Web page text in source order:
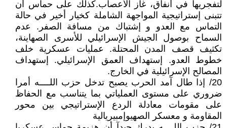
لتفجريها في أنفاق، غاز الأعصاب.كذلك على حماس أن
تتبنى إستراتيجية المواجهة الشاملة كخيار أخير في حالة
التماس مع العدو و إشتباك من مسافة الصفر. عدم
السماح بوصول الجيش الإسرائيلي للأسرى الصهاينة،
تكثيف قصف المدن المحتلة. عمليات عسكرية خلف
خطوط العدو. إستهداف العمق الإسرائيلي. إستهداف
المصالح الإسرائيلية في الخارج.
20/ إذا طال آمد الحرب يصبح تدخل حزب اللــــه أمرا
ضروري على مستوى العملياتي بما يتناسب مع الحفاظ
على مقومات معادلة الردع الإستراتيجي بين محور
المقاومة و معسكر الصهيوإمبيريالية